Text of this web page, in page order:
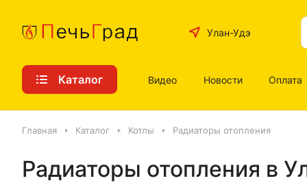
Улан-Удэ
Каталог Видео Новости Оплата
Главная Каталог Котлы Радиаторы отопления
Радиаторы отопления в